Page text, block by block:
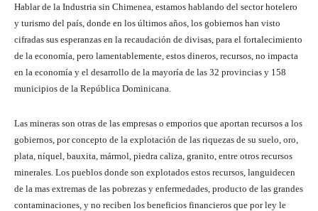
Hablar de la Industria sin Chimenea, estamos hablando del sector hotelero
y turismo del país, donde en los últimos años, los gobiernos han visto
cifradas sus esperanzas en la recaudación de divisas, para el fortalecimiento
de la economía, pero lamentablemente, estos dineros, recursos, no impacta
en la economía y el desarrollo de la mayoría de las 32 provincias y 158
municipios de la República Dominicana.
Las mineras son otras de las empresas o emporios que aportan recursos a los
gobiernos, por concepto de la explotación de las riquezas de su suelo, oro,
plata, níquel, bauxita, mármol, piedra caliza, granito, entre otros recursos
minerales. Los pueblos donde son explotados estos recursos, languidecen
de la mas extremas de las pobrezas y enfermedades, producto de las grandes
contaminaciones, y no reciben los beneficios financieros que por ley le